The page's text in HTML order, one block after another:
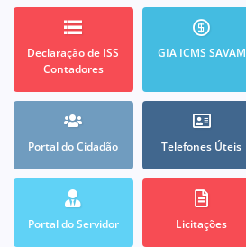
Declaração de ISS
Contadores
GIA ICMS SAVAM
Portal do Cidadão Telefones Úteis
Portal do Servidor Licitações